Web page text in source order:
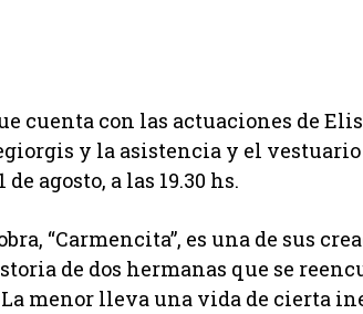
cuenta con las actuaciones de
y la asistencia y el
agosto, a las 19.30 hs.
“Carmencita”, es una de sus
de dos hermanas que se
menor lleva una vida de cierta